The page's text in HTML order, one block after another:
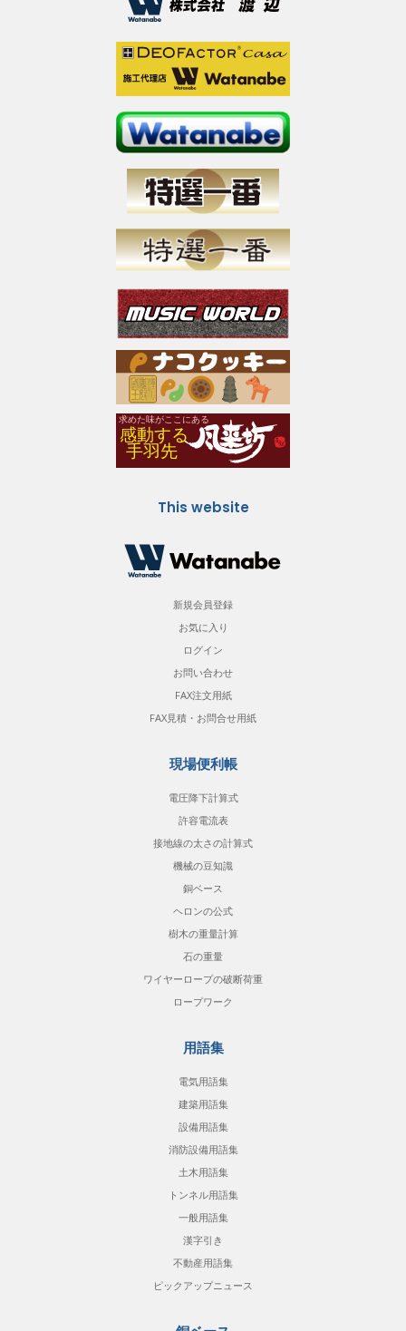
This website
新規会員登録
お気に入り
ログイン
お問い合わせ
FAX注文用紙
FAX見積・お問合せ用紙
現場便利帳
電圧降下計算式
許容電流表
接地線の太さの計算式
機械の豆知識
銅ベース
ヘロンの公式
樹木の重量計算
石の重量
ワイヤーロープの破断荷重
ロープワーク
用語集
電気用語集
建築用語集
設備用語集
消防設備用語集
土木用語集
トンネル用語集
一般用語集
漢字引き
不動産用語集
ピックアップニュース